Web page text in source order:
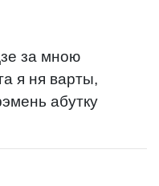
за мною
я ня варты,
абутку